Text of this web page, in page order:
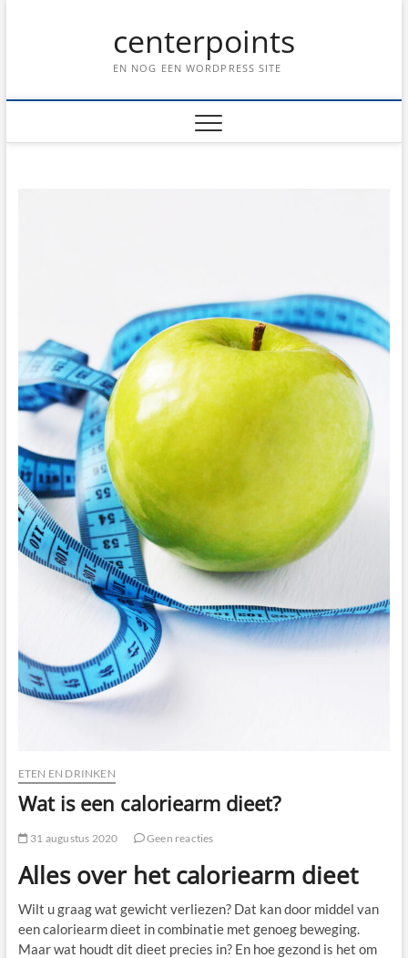
centerpoints
EN NOG EEN WORDPRESS SITE
ETEN EN DRINKEN
Wat is een caloriearm dieet?
31 augustus 2020 Geen reacties
Alles over het caloriearm dieet
Wilt u graag wat gewicht verliezen? Dat kan door middel van
een caloriearm dieet in combinatie met genoeg beweging.
Maar wat houdt dit dieet precies in? En hoe gezond is het om